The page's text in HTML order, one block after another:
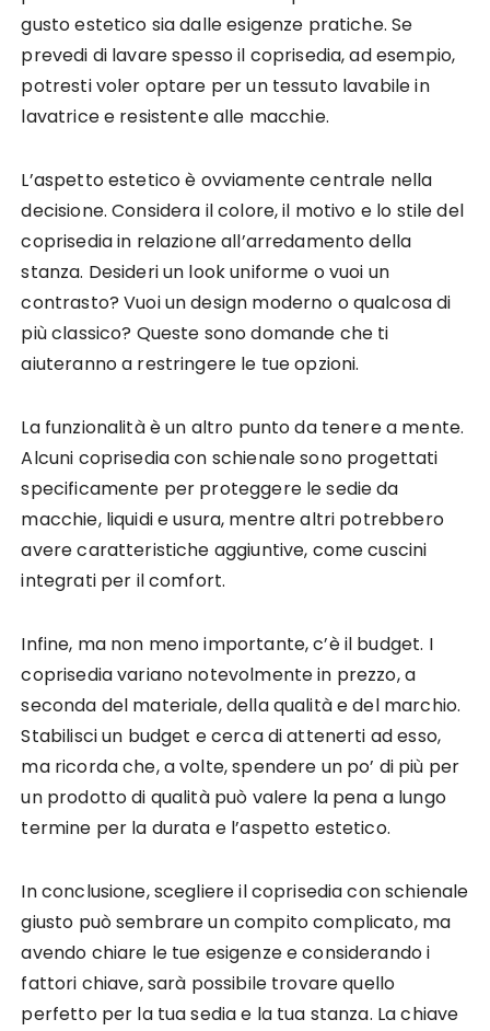
gusto estetico sia dalle esigenze pratiche. Se
prevedi di lavare spesso il coprisedia, ad esempio,
potresti voler optare per un tessuto lavabile in
lavatrice e resistente alle macchie.
L’aspetto estetico è ovviamente centrale nella
decisione. Considera il colore, il motivo e lo stile del
coprisedia in relazione all’arredamento della
stanza. Desideri un look uniforme o vuoi un
contrasto? Vuoi un design moderno o qualcosa di
più classico? Queste sono domande che ti
aiuteranno a restringere le tue opzioni.
La funzionalità è un altro punto da tenere a mente.
Alcuni coprisedia con schienale sono progettati
specificamente per proteggere le sedie da
macchie, liquidi e usura, mentre altri potrebbero
avere caratteristiche aggiuntive, come cuscini
integrati per il comfort.
Infine, ma non meno importante, c’è il budget. I
coprisedia variano notevolmente in prezzo, a
seconda del materiale, della qualità e del marchio.
Stabilisci un budget e cerca di attenerti ad esso,
ma ricorda che, a volte, spendere un po’ di più per
un prodotto di qualità può valere la pena a lungo
termine per la durata e l’aspetto estetico.
In conclusione, scegliere il coprisedia con schienale
giusto può sembrare un compito complicato, ma
avendo chiare le tue esigenze e considerando i
fattori chiave, sarà possibile trovare quello
perfetto per la tua sedia e la tua stanza. La chiave